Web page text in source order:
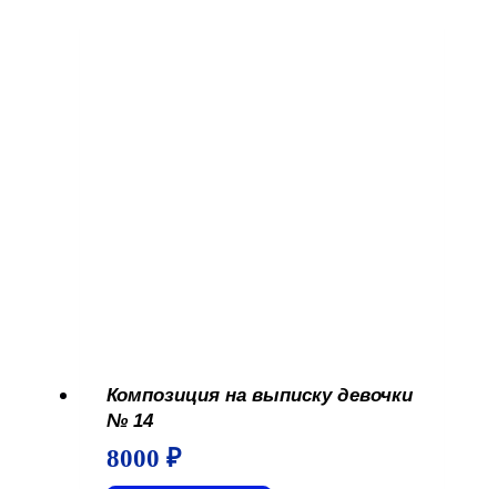
Композиция на выписку девочки
№ 14
8000 ₽